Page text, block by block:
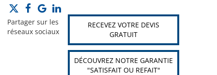
Partager sur les
réseaux sociaux
RECEVEZ VOTRE DEVIS
GRATUIT
DÉCOUVREZ NOTRE GARANTIE
"SATISFAIT OU REFAIT"